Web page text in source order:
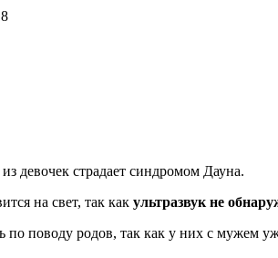
девочек страдает синдромом Дауна.
на свет, так как ультразвук не
по поводу родов, так как у них с